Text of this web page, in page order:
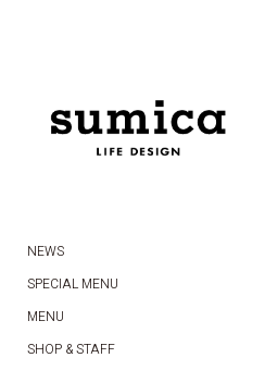
NEWS
SPECIAL MENU
MENU
SHOP & STAFF